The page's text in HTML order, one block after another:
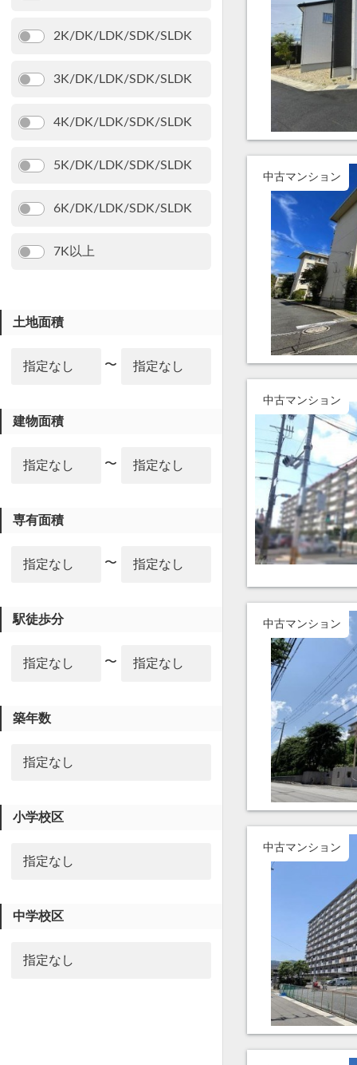
2K/DK/LDK/SDK/SLDK
3K/DK/LDK/SDK/SLDK
4K/DK/LDK/SDK/SLDK
5K/DK/LDK/SDK/SLDK
6K/DK/LDK/SDK/SLDK
7K以上
土地面積
〜
建物面積
〜
専有面積
〜
駅徒歩分
〜
築年数
小学校区
中学校区
中古マンション
中古マンション
中古マンション
中古マンション